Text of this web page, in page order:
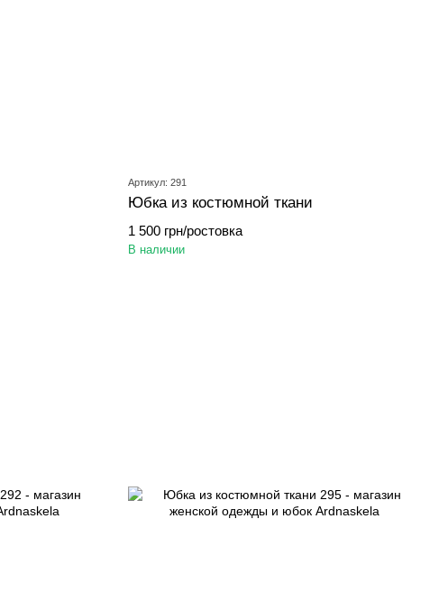
Артикул: 291
Юбка из костюмной ткани
1 500 грн/ростовка
В наличии